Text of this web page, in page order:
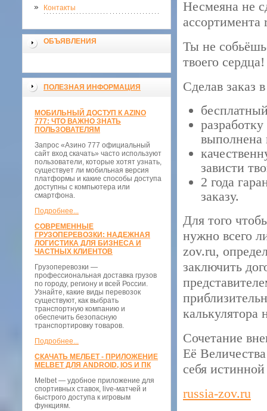
Контакты
ОБЪЯВЛЕНИЯ
ПОЛЕЗНАЯ ИНФОРМАЦИЯ
МОБИЛЬНЫЙ ДОСТУП К AZINO
777: ЧТО ВАЖНО ЗНАТЬ
ПОЛЬЗОВАТЕЛЯМ
Запрос «Азино 777 официальный
сайт вход скачать» часто используют
пользователи, которые хотят узнать,
существует ли мобильная версия
платформы и какие способы доступа
доступны с компьютера или
смартфона.
Подробнее...
СОВРЕМЕННЫЕ
ГРУЗОПЕРЕВОЗКИ: НАДЕЖНАЯ
ЛОГИСТИКА ДЛЯ БИЗНЕСА И
ЧАСТНЫХ КЛИЕНТОВ
Грузоперевозки —
профессиональная доставка грузов
по городу, региону и всей России.
Узнайте, какие виды перевозок
существуют, как выбрать
транспортную компанию и
обеспечить безопасную
транспортировку товаров.
Подробнее...
СКАЧАТЬ МЕЛБЕТ - ПРИЛОЖЕНИЕ
MELBET ДЛЯ ANDROID, IOS И ПК
Melbet — удобное приложение для
спортивных ставок, live-матчей и
быстрого доступа к игровым
функциям.
Несмеяна не
ассортимента
Ты не
твоего сердца!
Сделав заказ
выполнена
зависти
2 года
заказу.
Для того
нужно всего
zov.ru,
заключить
калькулятора
Сочетание
Её
себя
russia-zov.ru